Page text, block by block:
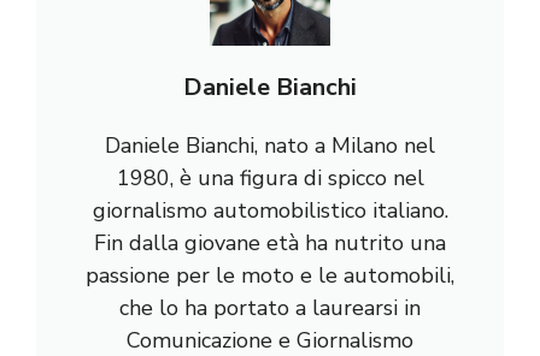
Daniele Bianchi
Daniele Bianchi, nato a Milano nel
1980, è una figura di spicco nel
giornalismo automobilistico italiano.
Fin dalla giovane età ha nutrito una
passione per le moto e le automobili,
che lo ha portato a laurearsi in
Comunicazione e Giornalismo